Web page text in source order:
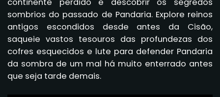
sombrios do passado de Pandaria. Explore reinos
antigos escondidos desde antes da Cisão,
saqueie vastos tesouros das profundezas dos
cofres esquecidos e lute para defender Pandaria
da sombra de um mal há muito enterrado antes
que seja tarde demais.